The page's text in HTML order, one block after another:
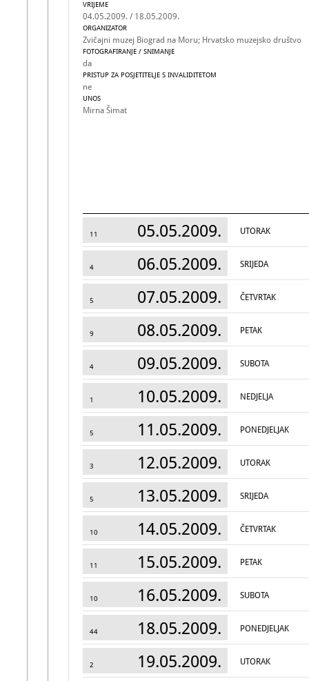
VRIJEME
04.05.2009. / 18.05.2009.
ORGANIZATOR
Zvičajni muzej Biograd na Moru; Hrvatsko muzejsko društvo
FOTOGRAFIRANJE / SNIMANJE
da
PRISTUP ZA POSJETITELJE S INVALIDITETOM
ne
UNOS
Mirna Šimat
11 05.05.2009. UTORAK
4 06.05.2009. SRIJEDA
5 07.05.2009. ČETVRTAK
9 08.05.2009. PETAK
4 09.05.2009. SUBOTA
1 10.05.2009. NEDJELJA
5 11.05.2009. PONEDJELJAK
3 12.05.2009. UTORAK
5 13.05.2009. SRIJEDA
10 14.05.2009. ČETVRTAK
11 15.05.2009. PETAK
10 16.05.2009. SUBOTA
44 18.05.2009. PONEDJELJAK
2 19.05.2009. UTORAK